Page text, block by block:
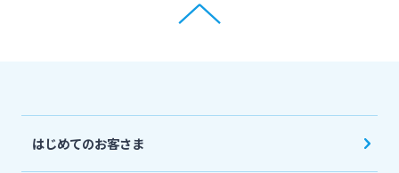
はじめてのお客さま